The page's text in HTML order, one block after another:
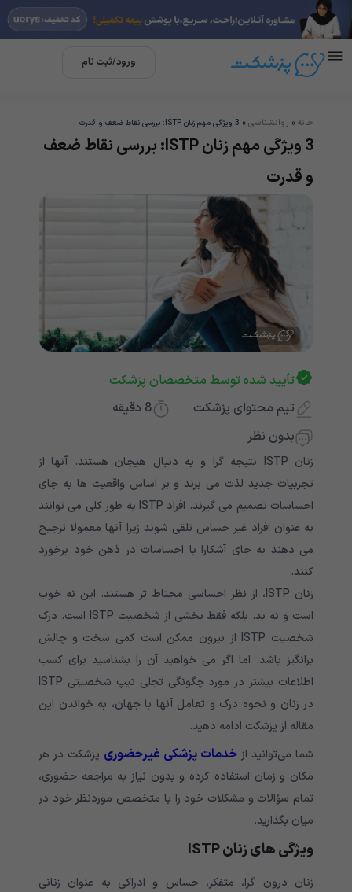
ورود/ثبت نام
خانه » روانشناسی » 3 ویژگی مهم زنان ISTP: بررسی نقاط ضعف و قدرت
3 ویژگی مهم زنان ISTP: بررسی نقاط ضعف
و قدرت
تأیید شده توسط متخصصان پزشکت
تیم محتوای پزشکت
8 دقیقه
بدون نظر
زنان ISTP نتیجه گرا و به دنبال هیجان هستند. آنها از
تجربیات جدید لذت می برند و بر اساس واقعیت ها به جای
احساسات تصمیم می گیرند. افراد ISTP به طور کلی می توانند
به عنوان افراد غیر حساس تلقی شوند زیرا آنها معمولا ترجیح
می دهند به جای آشکارا با احساسات در ذهن خود برخورد
کنند.
زنان ISTP، از نظر احساسی محتاط تر هستند. این نه خوب
است و نه بد. بلکه فقط بخشی از شخصیت ISTP است. درک
شخصیت ISTP از بیرون ممکن است کمی سخت و چالش
برانگیز باشد. اما اگر می خواهید آن را بشناسید برای کسب
اطلاعات بیشتر در مورد چگونگی تجلی تیپ شخصیتی ISTP
در زنان و نحوه درک و تعامل آنها با جهان، به خواندن این
مقاله از پزشکت ادامه دهید.
شما می‌توانید از خدمات پزشکی غیرحضوری پزشکت در هر
مکان و زمان استفاده کرده و بدون نیاز به مراجعه حضوری،
تمام سؤالات و مشکلات خود را با متخصص موردنظر خود در
میان بگذارید.
ویژگی های زنان ISTP
زنان درون گرا، متفکر، حساس و ادراکی به عنوان زنانی